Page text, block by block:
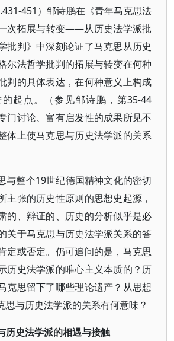
451）邹诗鹏在《青年马克思法
次拓展与转变——从历史法学派批
批判》中深刻论证了马克思从历史
尔法哲学批判的拓展与转变在何种
判的具体表达，在何种意义上构成
起点。（参见邹诗鹏，第35-44
门讨论、富有启发性的成果所见不
体上使马克思与历史法学派的关系
与整个19世纪德国精神文化的密切
主张的历史性原则的思想史起源，
的、辩证的、历史的分析似乎是必
关于马克思与历史法学派关系的答
定或否定。仍可追问的是，马克思
历史法学派的唯心主义本质的？历
克思留下了哪些理论遗产？从思想
思与历史法学派的关系有何意味？
历史法学派的相遇与接触